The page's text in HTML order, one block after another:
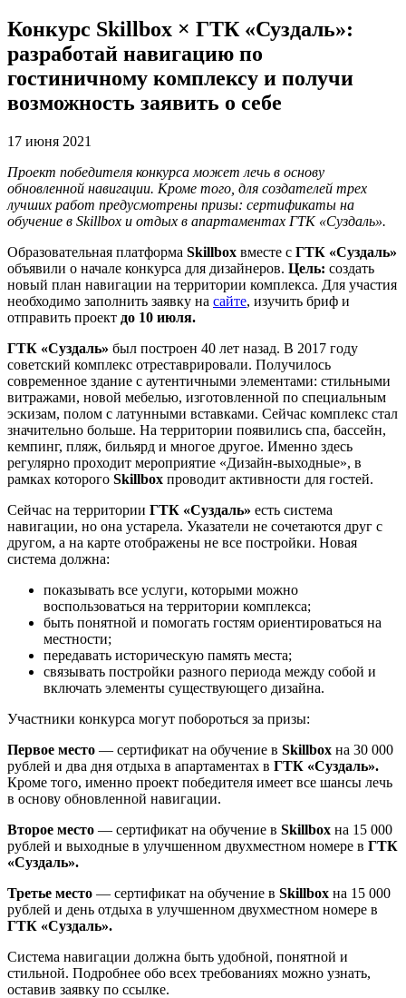
Конкурс Skillbox × ГТК «Суздаль»:
разработай навигацию по
гостиничному комплексу и получи
возможность заявить о себе
17 июня 2021
Проект победителя конкурса может лечь в основу
обновленной навигации. Кроме того, для создателей трех
лучших работ предусмотрены призы: сертификаты на
обучение в Skillbox и отдых в апартаментах ГТК «Суздаль».
Образовательная платформа Skillbox вместе с ГТК «Суздаль»
объявили о начале конкурса для дизайнеров. Цель: создать
новый план навигации на территории комплекса. Для участия
необходимо заполнить заявку на сайте, изучить бриф и
отправить проект до 10 июля.
ГТК «Суздаль» был построен 40 лет назад. В 2017 году
советский комплекс отреставрировали. Получилось
современное здание с аутентичными элементами: стильными
витражами, новой мебелью, изготовленной по специальным
эскизам, полом с латунными вставками. Сейчас комплекс стал
значительно больше. На территории появились спа, бассейн,
кемпинг, пляж, бильярд и многое другое. Именно здесь
регулярно проходит мероприятие «Дизайн-выходные», в
рамках которого Skillbox проводит активности для гостей.
Сейчас на территории ГТК «Суздаль» есть система
навигации, но она устарела. Указатели не сочетаются друг с
другом, а на карте отображены не все постройки. Новая
система должна:
показывать все услуги, которыми можно
воспользоваться на территории комплекса;
быть понятной и помогать гостям ориентироваться на
местности;
передавать историческую память места;
связывать постройки разного периода между собой и
включать элементы существующего дизайна.
Участники конкурса могут побороться за призы:
Первое место — сертификат на обучение в Skillbox на 30 000
рублей и два дня отдыха в апартаментах в ГТК «Суздаль».
Кроме того, именно проект победителя имеет все шансы лечь
в основу обновленной навигации.
Второе место — сертификат на обучение в Skillbox на 15 000
рублей и выходные в улучшенном двухместном номере в ГТК
«Суздаль».
Третье место — сертификат на обучение в Skillbox на 15 000
рублей и день отдыха в улучшенном двухместном номере в
ГТК «Суздаль».
Система навигации должна быть удобной, понятной и
стильной. Подробнее обо всех требованиях можно узнать,
оставив заявку по ссылке.